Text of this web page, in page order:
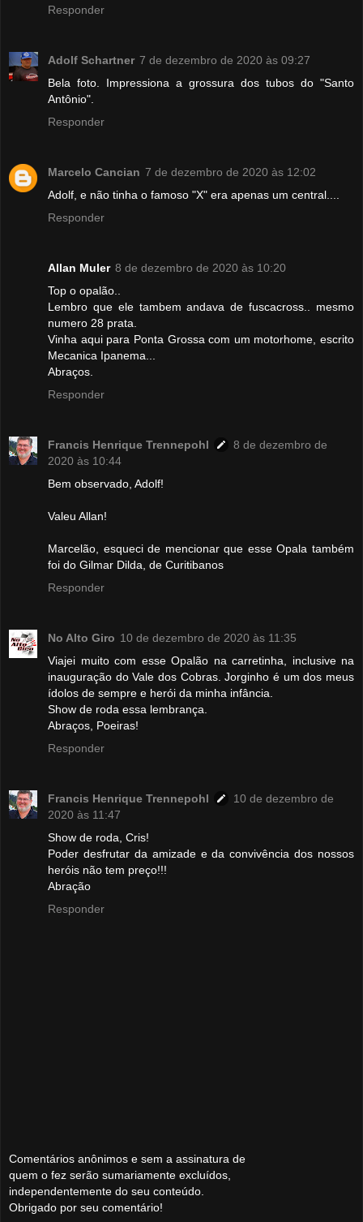
Responder
Adolf Schartner 7 de dezembro de 2020 às 09:27
Bela foto. Impressiona a grossura dos tubos do "Santo
Antônio".
Responder
Marcelo Cancian 7 de dezembro de 2020 às 12:02
Adolf, e não tinha o famoso "X" era apenas um central....
Responder
Allan Muler 8 de dezembro de 2020 às 10:20
Top o opalão..
Lembro que ele tambem andava de fuscacross.. mesmo
numero 28 prata.
Vinha aqui para Ponta Grossa com um motorhome, escrito
Mecanica Ipanema...
Abraços.
Responder
Francis Henrique Trennepohl
8 de dezembro de
2020 às 10:44
Bem observado, Adolf!
Valeu Allan!
Marcelão, esqueci de mencionar que esse Opala também
foi do Gilmar Dilda, de Curitibanos
Responder
No Alto Giro 10 de dezembro de 2020 às 11:35
Viajei muito com esse Opalão na carretinha, inclusive na
inauguração do Vale dos Cobras. Jorginho é um dos meus
ídolos de sempre e herói da minha infância.
Show de roda essa lembrança.
Abraços, Poeiras!
Responder
Francis Henrique Trennepohl
10 de dezembro de
2020 às 11:47
Show de roda, Cris!
Poder desfrutar da amizade e da convivência dos nossos
heróis não tem preço!!!
Abração
Responder
Comentários anônimos e sem a assinatura de
quem o fez serão sumariamente excluídos,
independentemente do seu conteúdo.
Obrigado por seu comentário!